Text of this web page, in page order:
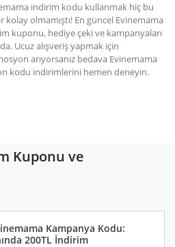
indirim kodu kullanmak hiç bu
kolay olmamıştı! En güncel Evinemama
kuponu, hediye çeki ve kampanyaları
Ucuz alışveriş yapmak için
arıyorsanız bedava Evinemama
kodu indirimlerini hemen deneyin.
Kuponu ve
Kampanya Kodu:
200TL İndirim